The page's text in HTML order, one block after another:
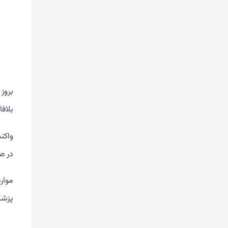
در